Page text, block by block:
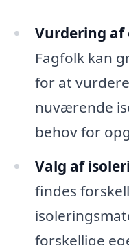
Vurdering af
Fagfolk kan
for at
nuværende
behov for
Valg af
findes
forskellige